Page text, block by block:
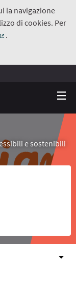
la navigazione
di cookies. Per
.
e sostenibili